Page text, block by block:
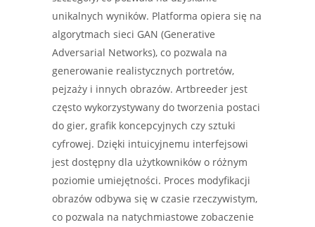
unikalnych wyników. Platforma opiera się na
algorytmach sieci GAN (Generative
Adversarial Networks), co pozwala na
generowanie realistycznych portretów,
pejzaży i innych obrazów. Artbreeder jest
często wykorzystywany do tworzenia postaci
do gier, grafik koncepcyjnych czy sztuki
cyfrowej. Dzięki intuicyjnemu interfejsowi
jest dostępny dla użytkowników o różnym
poziomie umiejętności. Proces modyfikacji
obrazów odbywa się w czasie rzeczywistym,
co pozwala na natychmiastowe zobaczenie